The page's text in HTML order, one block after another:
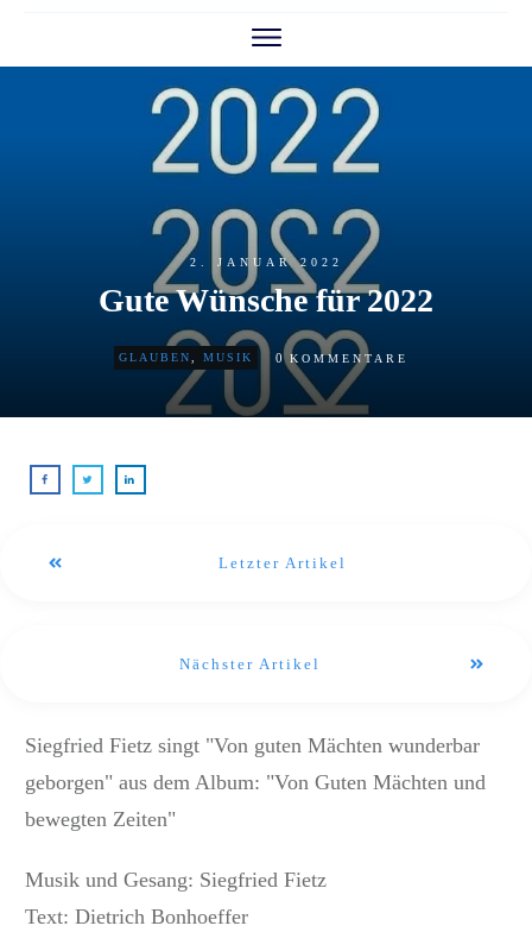
2. JANUAR 2022
Gute Wünsche für 2022
GLAUBEN MUSIK 0 KOMMENTARE
Letzter Artikel
Nächster Artikel
Siegfried Fietz singt "Von guten Mächten wunderbar
geborgen" aus dem Album: "Von Guten Mächten und
bewegten Zeiten"
Musik und Gesang: Siegfried Fietz
Text: Dietrich Bonhoeffer